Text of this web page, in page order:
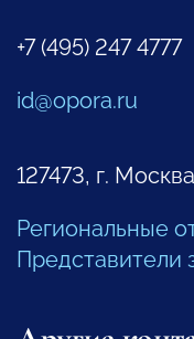
+7 (495) 247 4777
id@opora.ru
127473, г.
Региональные
Представители